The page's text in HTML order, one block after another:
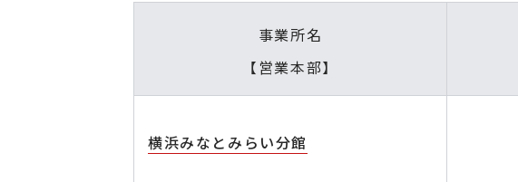
事業所名
【営業本部】
横浜みなとみらい分館